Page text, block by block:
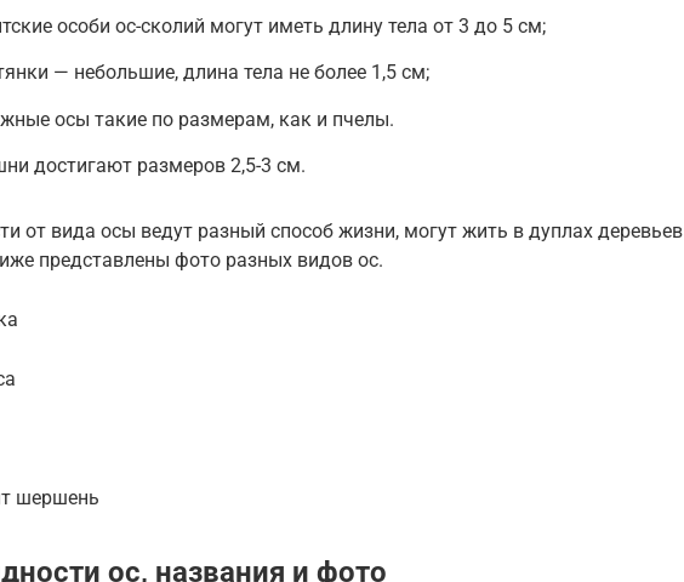
особи ос-сколий могут иметь длину тела от 3 до 5 см;
— небольшие, длина тела не более 1,5 см;
осы такие по размерам, как и пчелы.
достигают размеров 2,5-3 см.
от вида осы ведут разный способ жизни, могут жить в дуплах деревьев
представлены фото разных видов ос.
шершень
ос, названия и фото